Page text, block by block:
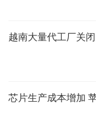
越南大量代工厂关
芯片生产成本增加